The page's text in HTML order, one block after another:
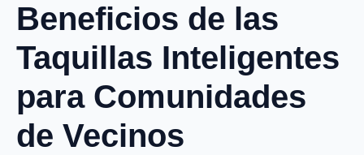
Beneficios de las
Taquillas Inteligentes
para Comunidades
de Vecinos